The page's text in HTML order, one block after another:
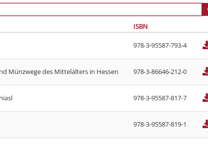
ISBN
978-3-95587-793-4
Münzwege des Mittelalters in Hessen 978-3-86646-212-0
978-3-95587-817-7
978-3-95587-819-1